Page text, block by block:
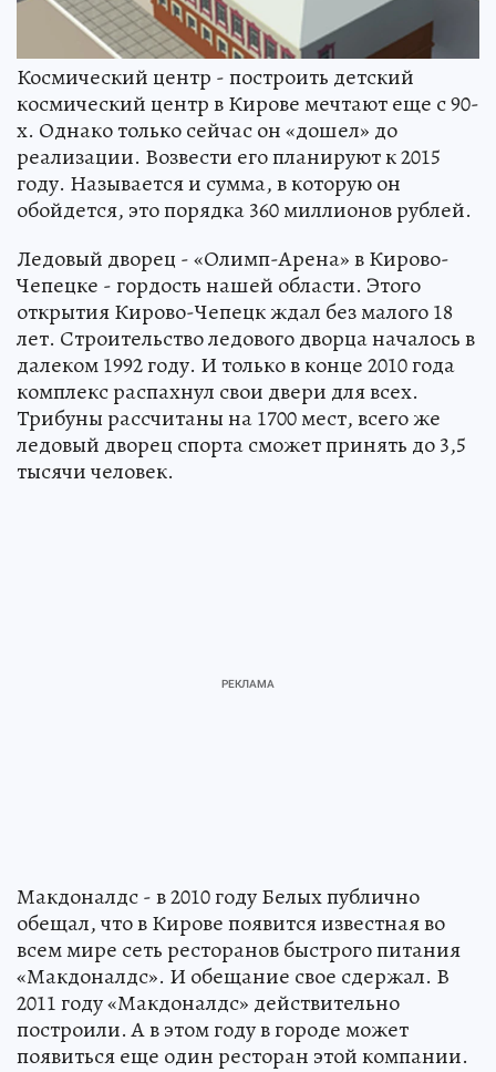
Космический центр - построить детский
космический центр в Кирове мечтают еще с 90-
х. Однако только сейчас он «дошел» до
реализации. Возвести его планируют к 2015
году. Называется и сумма, в которую он
обойдется, это порядка 360 миллионов рублей.
Ледовый дворец - «Олимп-Арена» в Кирово-
Чепецке - гордость нашей области. Этого
открытия Кирово-Чепецк ждал без малого 18
лет. Строительство ледового дворца началось в
далеком 1992 году. И только в конце 2010 года
комплекс распахнул свои двери для всех.
Трибуны рассчитаны на 1700 мест, всего же
ледовый дворец спорта сможет принять до 3,5
тысячи человек.
Макдоналдс - в 2010 году Белых публично
обещал, что в Кирове появится известная во
всем мире сеть ресторанов быстрого питания
«Макдоналдс». И обещание свое сдержал. В
2011 году «Макдоналдс» действительно
построили. А в этом году в городе может
появиться еще один ресторан этой компании.